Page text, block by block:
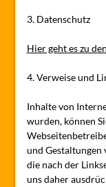
3. Datenschutz
Hier geht es zu
4. Verweise und
Inhalte von
wurden, können
und Gestaltungen
die nach der
uns daher